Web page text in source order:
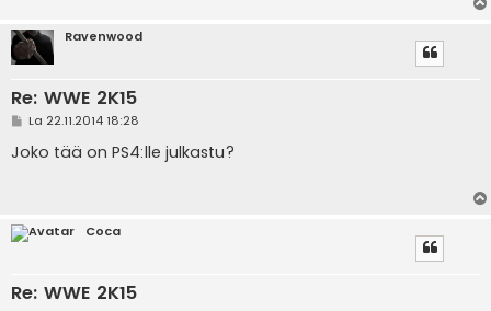
Ravenwood
Re: WWE 2K15
V
e
s
La 22.11.2014 18:28
Joko tää on PS4:lle julkastu?
Coca
Re: WWE 2K15